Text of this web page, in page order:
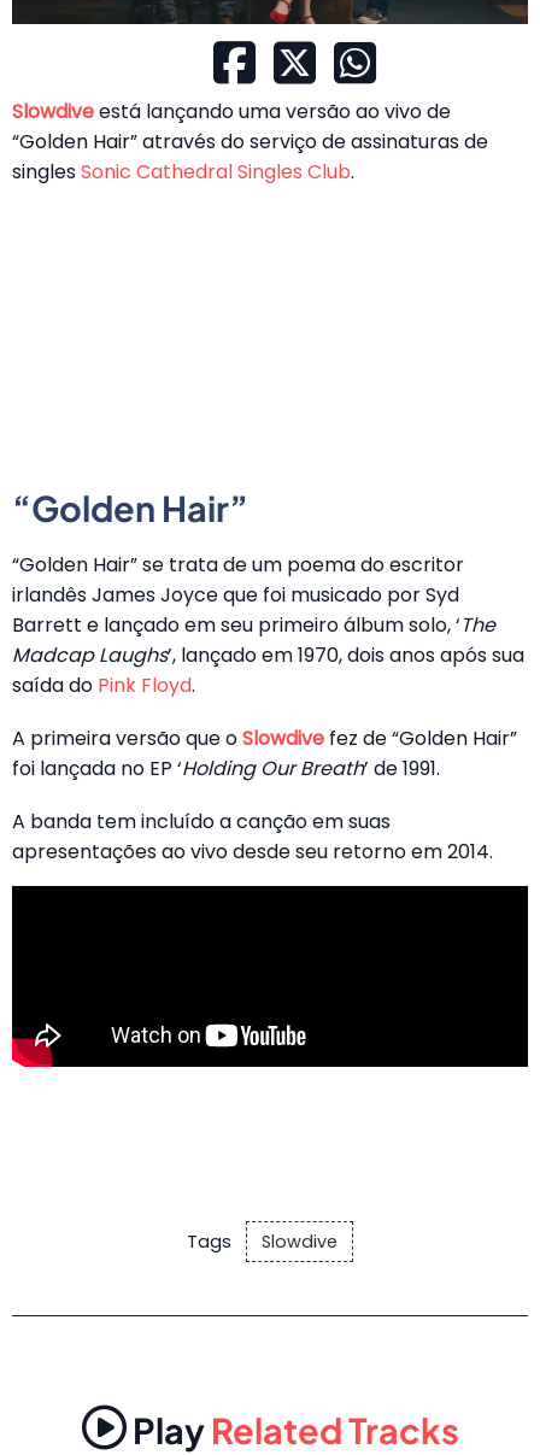
Slowdiveestá lançando uma versão ao vivo de
“Golden Hair” através do serviço de assinaturas de
singlesSonic Cathedral Singles Club.
“Golden Hair”
“Golden Hair” se trata de um poema do escritor
irlandês James Joyce que foi musicado por Syd
Barrett e lançado em seu primeiro álbum solo, ‘The
Madcap Laughs’, lançado em 1970, dois anos após sua
saída do Pink Floyd.
A primeira versão que oSlowdive fez de “Golden Hair”
foi lançada no EP ‘Holding Our Breath’ de 1991.
A banda tem incluído a canção em suas
apresentações ao vivo desde seu retorno em 2014.
Tags Slowdive
PlayRelated Tracks